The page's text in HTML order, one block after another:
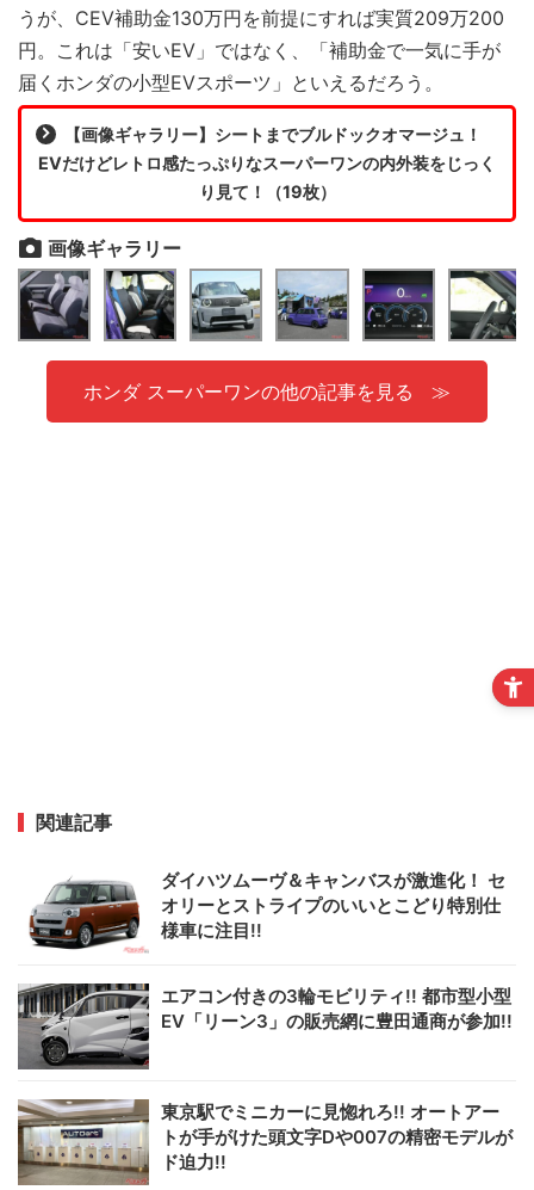
うが、CEV補助金130万円を前提にすれば実質209万200
円。これは「安いEV」ではなく、「補助金で一気に手が
届くホンダの小型EVスポーツ」といえるだろう。
【画像ギャラリー】シートまでブルドックオマージュ！
EVだけどレトロ感たっぷりなスーパーワンの内外装をじっく
り見て！（19枚）
画像ギャラリー
ホンダ スーパーワンの他の記事を見る
関連記事
ダイハツムーヴ＆キャンバスが激進化！ セ
オリーとストライプのいいとこどり特別仕
様車に注目!!
エアコン付きの3輪モビリティ!! 都市型小型
EV「リーン3」の販売網に豊田通商が参加!!
東京駅でミニカーに見惚れろ!! オートアー
トが手がけた頭文字Dや007の精密モデルが
ド迫力!!